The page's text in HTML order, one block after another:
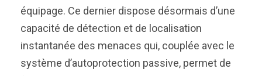
équipage. Ce dernier dispose désormais d’une
capacité de détection et de localisation
instantanée des menaces qui, couplée avec le
système d’autoprotection passive, permet de